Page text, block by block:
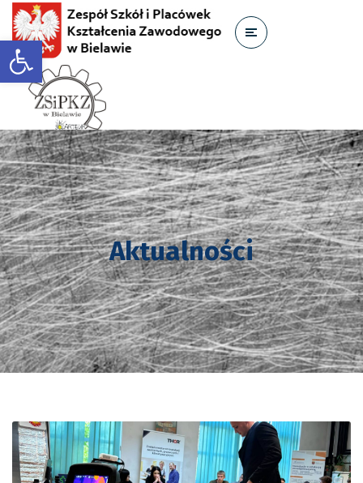
Otwórz pasek narzędzi
Aktualności